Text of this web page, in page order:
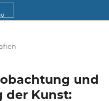
und
der Kunst: